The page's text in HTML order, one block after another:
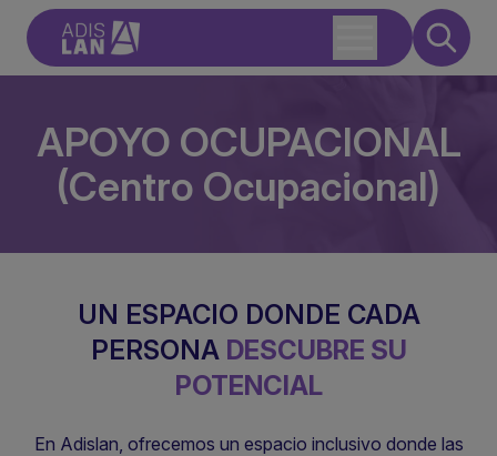
APOYO OCUPACIONAL
(Centro Ocupacional)
UN ESPACIO DONDE CADA
PERSONA DESCUBRE SU
POTENCIAL
En Adislan, ofrecemos un espacio inclusivo donde las